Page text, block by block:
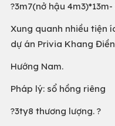
?3m7(nở hậu
Xung quanh nhiều tiện
dự án Privia Khang
Hướng Nam.
Pháp lý: sổ hồng riêng
?3ty8 thương lượng. ?